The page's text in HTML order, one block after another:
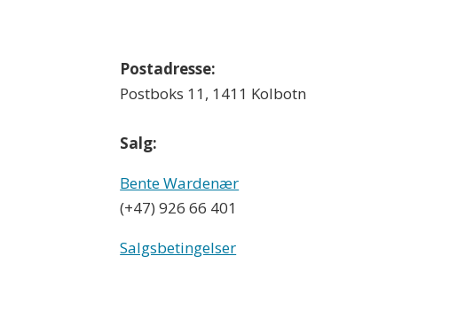
Postadresse:
Postboks 11, 1411 Kolbotn
Salg:
Bente Wardenær
(+47) 926 66 401
Salgsbetingelser